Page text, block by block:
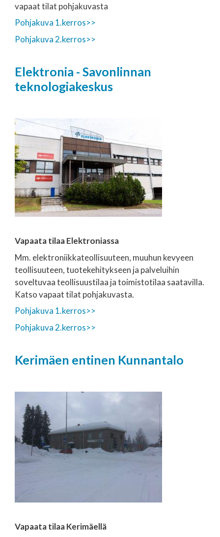
vapaat tilat pohjakuvasta
Pohjakuva 1.kerros>>
Pohjakuva 2.kerros>>
Elektronia - Savonlinnan
teknologiakeskus
Vapaata tilaa Elektroniassa
Mm. elektroniikkateollisuuteen, muuhun kevyeen
teollisuuteen, tuotekehitykseen ja palveluihin
soveltuvaa teollisuustilaa ja toimistotilaa saatavilla.
Katso vapaat tilat pohjakuvasta.
Pohjakuva 1.kerros>>
Pohjakuva 2.kerros>>
Kerimäen entinen Kunnantalo
Vapaata tilaa Kerimäellä